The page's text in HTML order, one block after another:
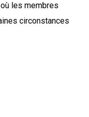
les membres
circonstances